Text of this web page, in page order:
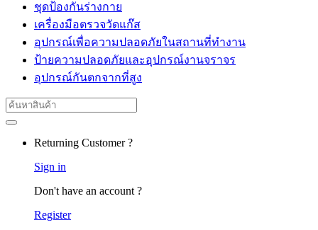
ชุดป้องกันร่างกาย
เครื่องมือตรวจวัดแก๊ส
อุปกรณ์เพื่อความปลอดภัยในสถานที่ทำงาน
ป้ายความปลอดภัยและอุปกรณ์งานจราจร
อุปกรณ์กันตกจากที่สูง
Search
for:
Returning Customer ?
Sign in
Don't have an account ?
Register